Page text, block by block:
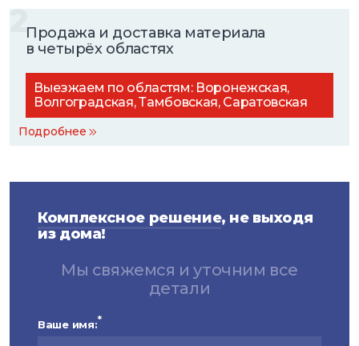
2Продажа и доставка материала
в четырёх областях
Выезжаем по областям: Воронежская,
Волгоградская, Тамбовская, Саратовская
Подробнее
Комплексное решение, не выходя
из дома!
Мы свяжемся и уточним все
детали
Ваше имя:*